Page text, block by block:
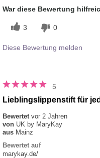
War diese Bewertung
3 0
Diese Bewertung melden
5
Lieblingslippenstift für
Bewertet vor 2 Jahren
von UK by MaryKay
aus Mainz
Bewertet auf
marykay.de/